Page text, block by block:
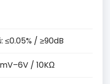
≤0.05% / ≥90dB
/ 10KΩ